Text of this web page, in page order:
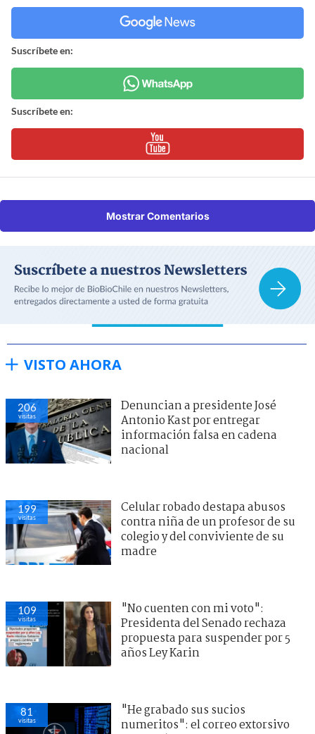
Suscríbete en:
Suscríbete en:
Mostrar Comentarios
VISTO AHORA
206
visitas
Denuncian a presidente José
Antonio Kast por entregar
información falsa en cadena
nacional
199
visitas
Celular robado destapa abusos
contra niña de un profesor de su
colegio y del conviviente de su
madre
109
visitas
"No cuenten con mi voto":
Presidenta del Senado rechaza
propuesta para suspender por 5
años Ley Karin
81
visitas
"He grabado sus sucios
numeritos": el correo extorsivo